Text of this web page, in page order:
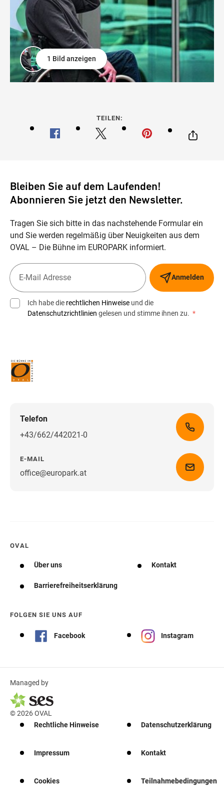
1 Bild anzeigen
TEILEN:
Bleiben Sie auf dem Laufenden!
Abonnieren Sie jetzt den Newsletter.
Tragen Sie sich bitte in das nachstehende Formular ein
und Sie werden regelmäßig über Neuigkeiten aus dem
OVAL – Die Bühne im EUROPARK informiert.
Anmelden
Ich habe die rechtlichen Hinweise und die
Datenschutzrichtlinien gelesen und stimme ihnen zu. *
Telefon
+43/662/442021-0
E-MAIL
office@europark.atWegbeschreibung erhalten
OVAL
Über uns Kontakt
Barrierefreiheitserklärung
FOLGEN SIE UNS AUF
Facebook Instagram
Managed by
© 2026 OVAL
Rechtliche Hinweise
Datenschutzerklärung
Impressum Kontakt
Cookies Teilnahmebedingungen